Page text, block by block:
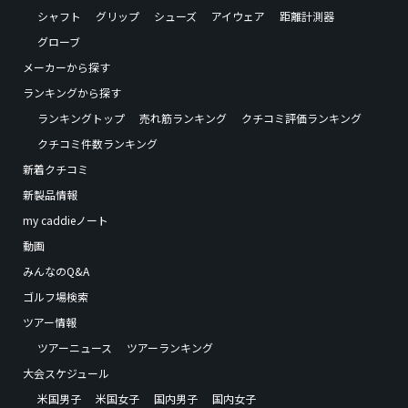
シャフト
グリップ シューズ アイウェア
距離計測器
グローブ
メーカーから探す
ランキングから探す
ランキングトップ
売れ筋ランキング
クチコミ評価ランキング
クチコミ件数ランキング
新着クチコミ
新製品情報
my caddieノート
動画
みんなのQ&A
ゴルフ場検索
ツアー情報
ツアーニュース
ツアーランキング
大会スケジュール
米国男子
米国女子 国内男子
国内女子